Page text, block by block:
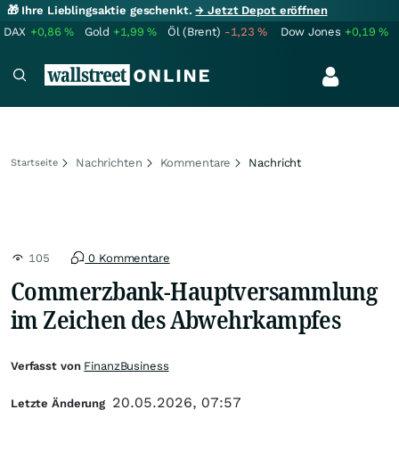
🎁 Ihre Lieblingsaktie geschenkt.→ Jetzt Depot eröffnen
DAX +0,86% Gold +1,99% Öl (Brent) -1,23% Dow Jones +0,19%
Startseite Nachrichten Kommentare Nachricht
105 0 Kommentare
Commerzbank-Hauptversammlung
im Zeichen des Abwehrkampfes
Verfasst von FinanzBusiness
Letzte Änderung 20.05.2026, 07:57